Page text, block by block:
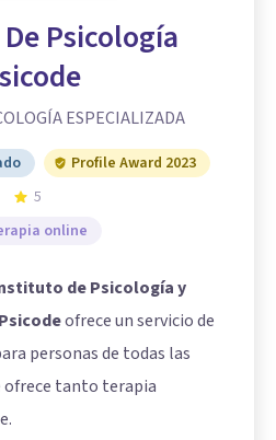
Psicología
ESPECIALIZADA
Profile Award 2023
5
online
de Psicología y
ofrece un servicio de
personas de todas las
ofrece tanto terapia